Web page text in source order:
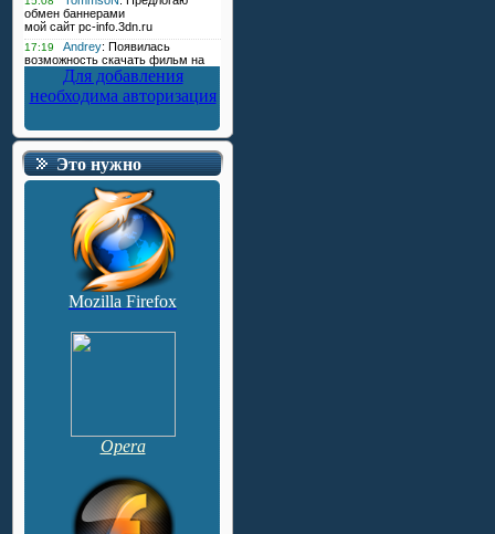
Для добавления
необходима авторизация
Это нужно
Mozilla Firefox
Opera